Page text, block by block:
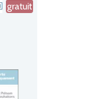
gratuit